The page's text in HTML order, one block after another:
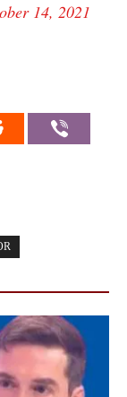
14, 2021